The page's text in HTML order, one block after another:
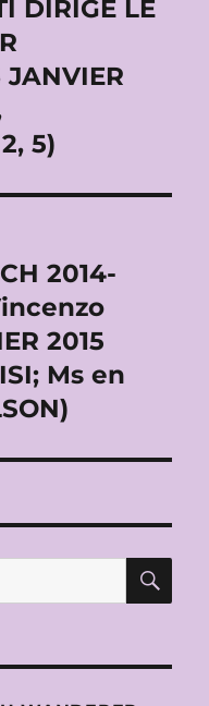
DIRIGE LE
JANVIER
5)
2014-
2015
Ms en